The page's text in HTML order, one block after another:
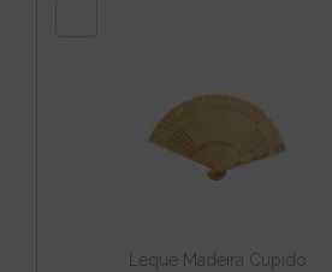
Leque Madeira Cupido